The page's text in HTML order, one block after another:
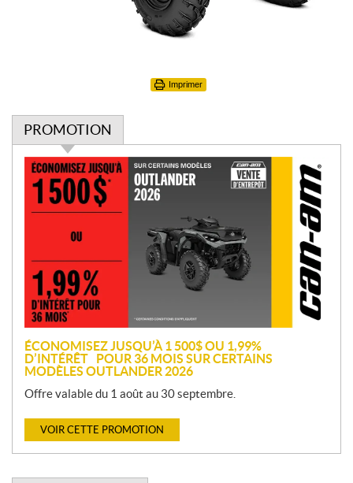
Imprimer
PROMOTION
P
m
o
n
ÉCONOMISEZ JUSQU’À 1 500$ OU 1,99%
D’INTÉRÊT POUR 36 MOIS SUR CERTAINS
MODÈLES OUTLANDER 2026
Offre valable du 1 août au 30 septembre.
VOIR CETTE PROMOTION